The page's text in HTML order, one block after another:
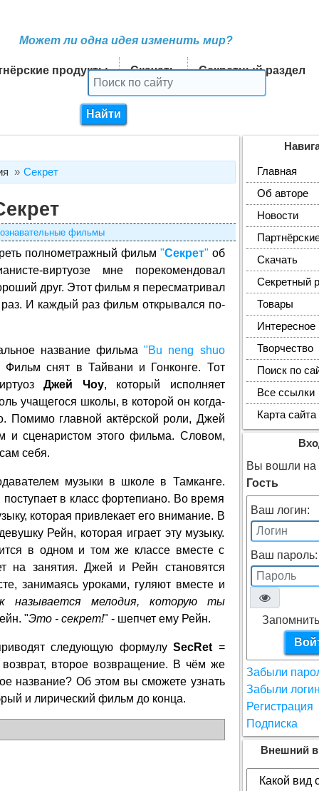
Может ли одна идея изменить мир?
продукты Скачать Секретный раздел
Секрет
фильмы
полнометражный фильм "Секрет" об
виртуозе мне порекомендовал
друг. Этот фильм я пересматривал
раз. И каждый раз фильм открывался по-
название фильма"Bu neng shuo
Фильм снят в Тайвани и Гонконге. Тот
Джей Чоу, который исполняет
учащегося школы, в которой он когда-
Помимо главной актёрской роли, Джей
и сценаристом этого фильма. Словом,
себя.
музыки в школе в Тамканге.
в класс фортепиано. Во время
которая привлекает его внимание. В
Рейн, которая играет эту музыку.
в одном и том же классе вместе с
на занятия. Джей и Рейн становятся
занимаясь уроками, гуляют вместе и
называется мелодия, которую ты
"Это - секрет!" - шепчет ему Рейн.
следующую формулу SecRet =
второе возвращение. В чём же
название? Об этом вы сможете узнать
и лирический фильм до конца.
Главная
Об авторе
Новости
Скачать
Секретный
Товары
Интересное
Творчество
Поиск по
Все ссылки
Карта сайта
Вы вошли на
Гость
Ваш логин:
Ваш пароль:
Забыли
Забыли
Регистрация
Подписка
Внешний
Какой вид